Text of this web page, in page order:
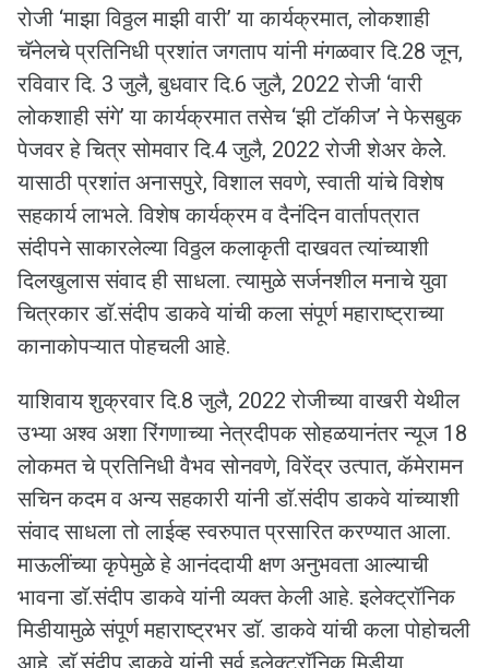
रोजी ‘माझा विठ्ठल माझी वारी’ या कार्यक्रमात, लोकशाही
चॅनेलचे प्रतिनिधी प्रशांत जगताप यांनी मंगळवार दि.28 जून,
रविवार दि. 3 जुलै, बुधवार दि.6 जुलै, 2022 रोजी ‘वारी
लोकशाही संगे’ या कार्यक्रमात तसेच ‘झी टाॅकीज’ ने फेसबुक
पेजवर हे चित्र सोमवार दि.4 जुलै, 2022 रोजी शेअर केलेे.
यासाठी प्रशांत अनासपुरे, विशाल सवणे, स्वाती यांचे विशेष
सहकार्य लाभले. विशेष कार्यक्रम व दैनंदिन वार्तापत्रात
संदीपने साकारलेल्या विठ्ठल कलाकृती दाखवत त्यांच्याशी
दिलखुलास संवाद ही साधला. त्यामुळे सर्जनशील मनाचे युवा
चित्रकार डाॅ.संदीप डाकवे यांची कला संपूर्ण महाराष्ट्राच्या
कानाकोपऱ्यात पोहचली आहे.
याशिवाय शुक्रवार दि.8 जुलै, 2022 रोजीच्या वाखरी येथील
उभ्या अश्व अशा रिंगणाच्या नेत्रदीपक सोहळयानंतर न्यूज 18
लोकमत चे प्रतिनिधी वैभव सोनवणे, विरेंद्र उत्पात, कॅमेरामन
सचिन कदम व अन्य सहकारी यांनी डाॅ.संदीप डाकवे यांच्याशी
संवाद साधला तो लाईव्ह स्वरुपात प्रसारित करण्यात आला.
माऊलींच्या कृपेमुळे हे आनंददायी क्षण अनुभवता आल्याची
भावना डाॅ.संदीप डाकवे यांनी व्यक्त केली आहे. इलेक्ट्रॉनिक
मिडीयामुळे संपूर्ण महाराष्ट्रभर डाॅ. डाकवे यांची कला पोहोचली
आहे. डाॅ.संदीप डाकवे यांनी सर्व इलेक्ट्राॅनिक मिडीया